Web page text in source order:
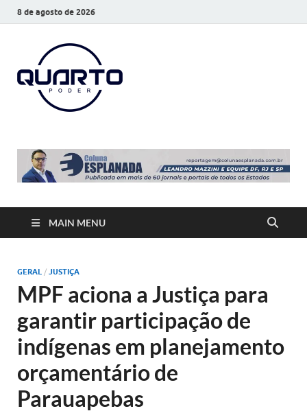
8 de agosto de 2026
MAIN MENU
GERAL / JUSTIÇA
MPF aciona a Justiça para
garantir participação de
indígenas em planejamento
orçamentário de
Parauapebas